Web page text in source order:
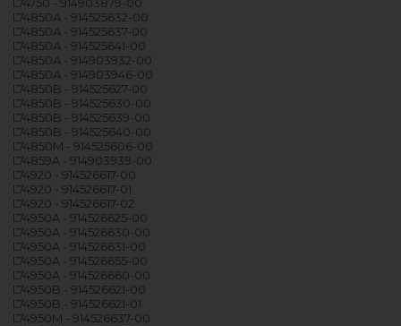
L74850A - 914525632-00
L74850A - 914525637-00
L74850A - 914525641-00
L74850A - 914903932-00
L74850A - 914903946-00
L74850B - 914525627-00
L74850B - 914525630-00
L74850B - 914525639-00
L74850B - 914525640-00
L74850M - 914525606-00
L74859A - 914903939-00
L74920 - 914526617-00
L74920 - 914526617-01
L74920 - 914526617-02
L74950A - 914526625-00
L74950A - 914526630-00
L74950A - 914526631-00
L74950A - 914526655-00
L74950A - 914526660-00
L74950B - 914526621-00
L74950B - 914526621-01
L74950M - 914526637-00